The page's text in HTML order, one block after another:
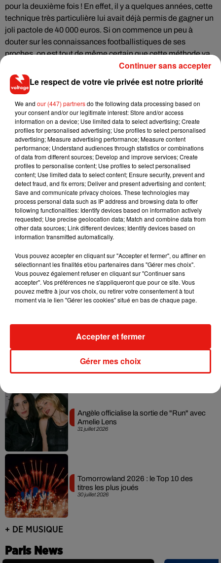
pour la deuxième fois ! En effet, il y a quelques années, cette
technique très particulière lui avait déjà permis de gagner un
joli pactole de 40 000 euros. Si on commence un peu à
douter sur les connaissances footballistiques de ses
proches, on est tout de même certain que cette méthode va
Musique
6 août 2026
Il y a 10 ans, DJ Snake changeait de
dimension avec son premier...
3 août 2026
Fred again.. et Latin Mafia dévoilent enfin
leur mixtape créée en...
31 juillet 2026
Swedish House Mafia et Lykke Li
dévoilent « Happiness Is So Sad »
31 juillet 2026
historique à Ibiza
31 juillet 2026
Angèle officialise la sortie de "Run" avec
Amelie Lens
30 juillet 2026
Tomorrowland 2026 : le Top 10 des
titres les plus joués
+ DE MUSIQUE
Paris News
Le respect de votre vie privée est notre priorité
We and our (447) partnersdo the following data processing based on
your consent and/or our legitimate interest: Store and/or access
information on a device; Use limited data to select advertising; Create
profiles for personalised advertising; Use profiles to select personalised
advertising; Measure advertising performance; Measure content
performance; Understand audiences through statistics or combinations
of data from different sources; Develop and improve services; Create
profiles to personalise content; Use profiles to select personalised
content; Use limited data to select content; Ensure security, prevent and
detect fraud, and fix errors; Deliver and present advertising and content;
Save and communicate privacy choices. These technologies may
process personal data such as IP address and browsing data to offer
following functionalities: Identify devices based on information actively
requested; Use precise geolocation data; Match and combine data from
other data sources; Link different devices; Identify devices based on
information transmitted automatically.
Vous pouvez accepter en cliquant sur "Accepter et fermer", ou affiner en
sélectionnant les finalités et/ou partenaires dans "Gérer mes choix".
Vous pouvez également refuser en cliquant sur "Continuer sans
accepter". Vos préférences ne s'appliqueront que pour ce site. Vous
pouvez mettre à jour vos choix, ou retirer votre consentement à tout
moment via le lien "Gérer les cookies" situé en bas de chaque page.
Gérer mes choix
Accepter et fermer
Continuer sans accepter